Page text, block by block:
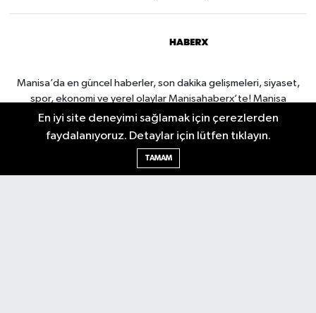
Manisa’da en güncel haberler, son dakika gelişmeleri, siyaset,
spor, ekonomi ve yerel olaylar Manisahaberx’te! Manisa
haberlerini anbean takip edin.
Manisa Nöbetçi Eczaneler
En iyi site deneyimi sağlamak için çerezlerden
faydalanıyoruz. Detaylar için lütfen tıklayın.
TAMAM